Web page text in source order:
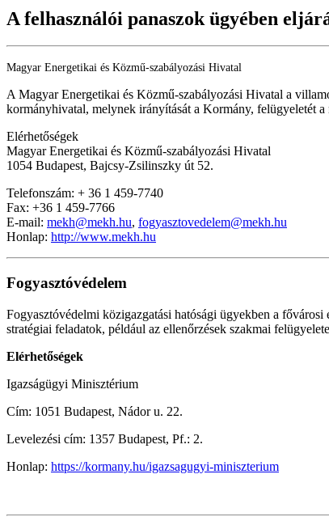
A felhasználói panaszok ügyében
Magyar Energetikai és Közmű-szabályozási Hivatal
A Magyar Energetikai és Közmű-szabályozási Hivatal a
kormányhivatal, melynek irányítását a Kormány, felügyeletét a
Elérhetőségek
Magyar Energetikai és Közmű-szabályozási Hivatal
1054 Budapest, Bajcsy-Zsilinszky út 52.
Telefonszám: + 36 1 459-7740
Fax: +36 1 459-7766
E-mail: mekh@mekh.hu, fogyasztovedelem@mekh.hu
Honlap: http://www.mekh.hu
Fogyasztóvédelem
Fogyasztóvédelmi közigazgatási hatósági ügyekben a
stratégiai feladatok, például az ellenőrzések szakmai
Elérhetőségek
Igazságügyi Minisztérium
Cím: 1051 Budapest, Nádor u. 22.
Levelezési cím: 1357 Budapest, Pf.: 2.
Honlap: https://kormany.hu/igazsagugyi-miniszterium